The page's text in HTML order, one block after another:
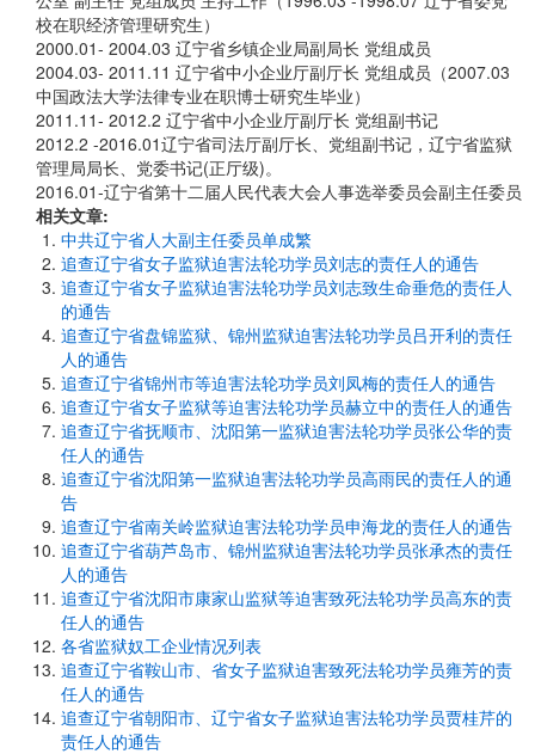
校在职经济管理研究生）
2000.01- 2004.03 辽宁省乡镇企业局副局长 党组成员
2004.03- 2011.11 辽宁省中小企业厅副厅长 党组成员（2007.03
中国政法大学法律专业在职博士研究生毕业）
2011.11- 2012.2 辽宁省中小企业厅副厅长 党组副书记
2012.2 -2016.01辽宁省司法厅副厅长、党组副书记，辽宁省监狱
管理局局长、党委书记(正厅级)。
2016.01-辽宁省第十二届人民代表大会人事选举委员会副主任委员
相关文章:
中共辽宁省人大副主任委员单成繁
追查辽宁省女子监狱迫害法轮功学员刘志的责任人的通告
追查辽宁省女子监狱迫害法轮功学员刘志致生命垂危的责任人
的通告
追查辽宁省盘锦监狱、锦州监狱迫害法轮功学员吕开利的责任
人的通告
追查辽宁省锦州市等迫害法轮功学员刘凤梅的责任人的通告
追查辽宁省女子监狱等迫害法轮功学员赫立中的责任人的通告
追查辽宁省抚顺市、沈阳第一监狱迫害法轮功学员张公华的责
任人的通告
追查辽宁省沈阳第一监狱迫害法轮功学员高雨民的责任人的通
告
追查辽宁省南关岭监狱迫害法轮功学员申海龙的责任人的通告
追查辽宁省葫芦岛市、锦州监狱迫害法轮功学员张承杰的责任
人的通告
追查辽宁省沈阳市康家山监狱等迫害致死法轮功学员高东的责
任人的通告
各省监狱奴工企业情况列表
追查辽宁省鞍山市、省女子监狱迫害致死法轮功学员雍芳的责
任人的通告
追查辽宁省朝阳市、辽宁省女子监狱迫害法轮功学员贾桂芹的
责任人的通告